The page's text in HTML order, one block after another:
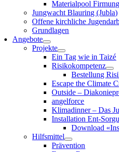
Materialpool
Jungwacht Blauring (Jubla)
Offene kirchliche
Grundlagen
Angebote
Projekte
Ein Tag wie in Taizé
Risikokompetenz
Bestellung
Escape the Climate
Outside –
angelforce
Klimadinner – Das
Installation Ent-
Download
Hilfsmittel
Prävention